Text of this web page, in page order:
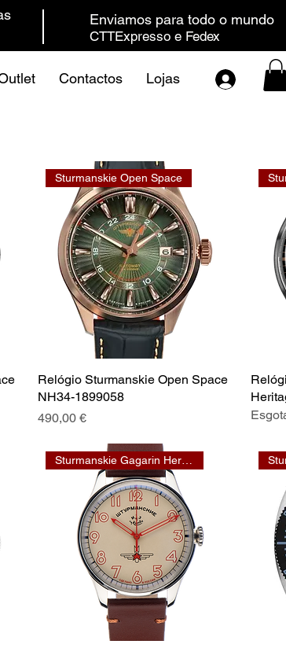
Enviamos para todo o mundo
CTTExpresso e Fedex
Contactos Lojas
Sturmanskie Open Space
Relógio Sturmanskie Open Space
NH34-1899058
Preço
490,00 €